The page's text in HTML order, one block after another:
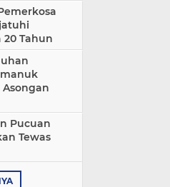
Tahun
Pucuan
Tewas